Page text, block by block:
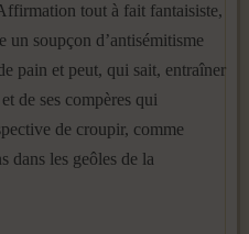
tout à fait fantaisiste,
un soupçon d’antisémitisme
pain et peut, qui sait, entraîner
de ses compères qui
de croupir, comme
dans les geôles de la